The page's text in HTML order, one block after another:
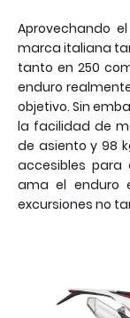
Aprovechando
marca italiana
tanto en 250
enduro
objetivo. Sin
la facilidad de
de asiento y 98
accesibles para
ama el enduro
excursiones no